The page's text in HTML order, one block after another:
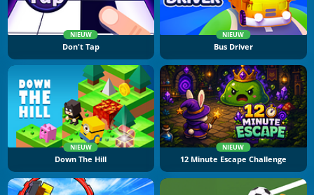
NIEUW
Don't Tap
NIEUW
Bus Driver
NIEUW
Down The Hill
NIEUW
12 Minute Escape Challenge